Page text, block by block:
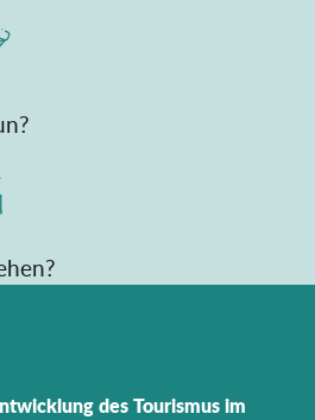
des Tourismus im